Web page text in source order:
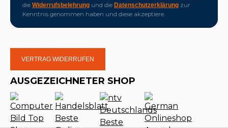
die Widerrufsbelehrung und die Datenschutzerklärung zur
Kenntnis genommen haben und diese akzeptiere.
VERTRAG WIDERRUFEN
AUSGEZEICHNETER SHOP